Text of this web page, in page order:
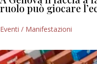
ruolo può giocare
Eventi / Manifestazioni